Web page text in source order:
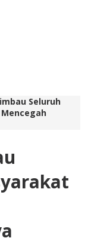
Seluruh